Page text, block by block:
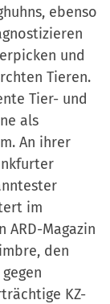
ebenso
und
Tieren.
Tier- und
als
An ihrer
im
ARD-Magazin
den
KZ-